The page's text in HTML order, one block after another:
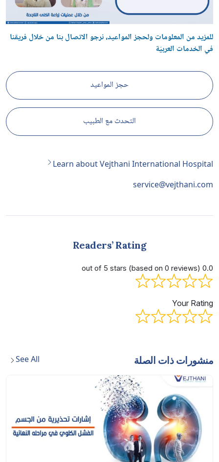
للمزيد من المعلومات ولحجز المواعيد، نرجو الاتصال بنا من خلال فريقنا
في الخدمات العربيّة
حجز المواعيد
التحدث مع الطبيب
Learn about Vejthani International Hospital
service@vejthani.com
Readers’ Rating
0.0 out of 5 stars (based on 0 reviews)
Your Rating
منشورات ذات الصلة See All